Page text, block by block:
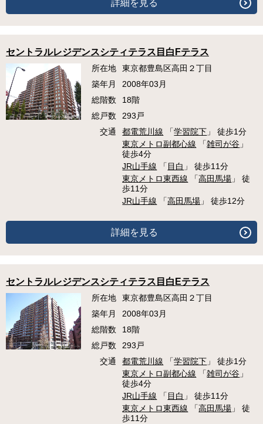
詳細を見る
セントラルレジデンスシティテラス目白Fテラス
所在地
東京都豊島区高田２丁目
築年月
2008年03月
総階数
18階
総戸数
293戸
交通
都電荒川線 「学習院下 」 徒歩1分
東京メトロ副都心線 「雑司が谷 」
徒歩4分
JR山手線 「 目白 」 徒歩11分
東京メトロ東西線 「高田馬場 」 徒
歩11分
JR山手線 「高田馬場 」 徒歩12分
詳細を見る
セントラルレジデンスシティテラス目白Eテラス
所在地
東京都豊島区高田２丁目
築年月
2008年03月
総階数
18階
総戸数
293戸
交通
都電荒川線 「学習院下 」 徒歩1分
東京メトロ副都心線 「雑司が谷 」
徒歩4分
JR山手線 「 目白 」 徒歩11分
東京メトロ東西線 「高田馬場 」 徒
歩11分